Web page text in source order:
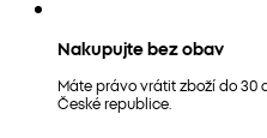
Nakupujte bez obav
Máte právo vrátit zboží do
České republice.